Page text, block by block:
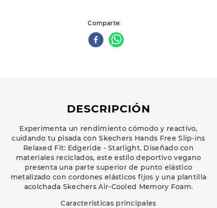
Comparte
DESCRIPCIÓN
Experimenta un rendimiento cómodo y reactivo,
cuidando tu pisada con Skechers Hands Free Slip-ins
Relaxed Fit: Edgeride - Starlight. Diseñado con
materiales reciclados, este estilo deportivo vegano
presenta una parte superior de punto elástico
metalizado con cordones elásticos fijos y una plantilla
acolchada Skechers Air-Cooled Memory Foam.
Características principales